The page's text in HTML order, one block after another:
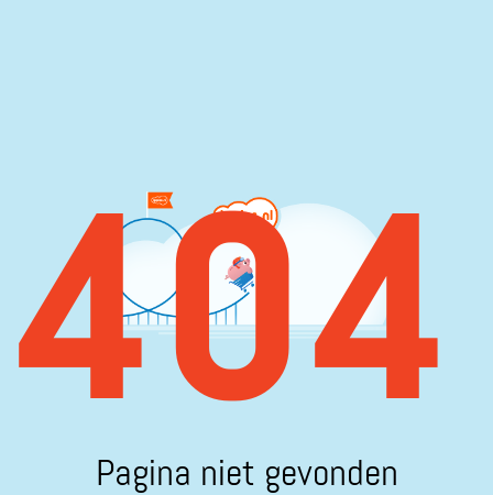
404
Pagina niet gevonden